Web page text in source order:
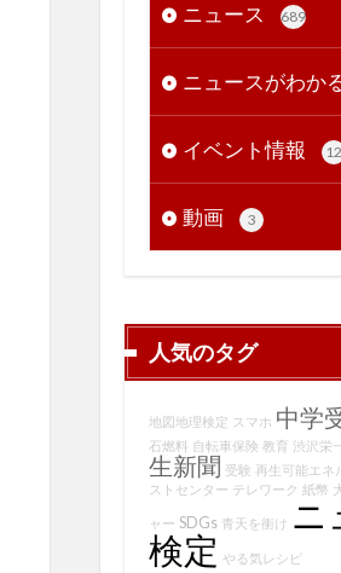
ニュース 689
ニュースがわか
イベント情報 12
動画 3
人気のタグ
地図地理検定 スマホ 中学
石燃料 自転車保険 教育 渋沢栄
生新聞 受験 再生可能エネ
ストセンター テレワーク 紙幣
ャー SDGs 青天を衝け ニ
検定 やる気レシピ